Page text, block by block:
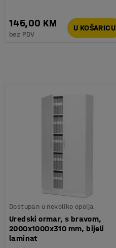
145,00 KM
bez PDV
U KOŠARICU
Dostupan u nekoliko opcija
Uredski ormar, s bravom,
2000x1000x310 mm, bijeli
laminat